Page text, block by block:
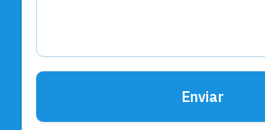
Enviar